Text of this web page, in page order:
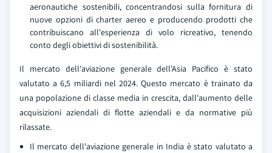
aeronautiche sostenibili, concentrandosi sulla fornitura di
nuove opzioni di charter aereo e producendo prodotti che
contribuiscano all'esperienza di volo ricreativo, tenendo
conto degli obiettivi di sostenibilità.
Il mercato dell'aviazione generale dell'Asia Pacifico è stato
valutato a 6,5 miliardi nel 2024. Questo mercato è trainato da
una popolazione di classe media in crescita, dall'aumento delle
acquisizioni aziendali di flotte aziendali e da normative più
rilassate.
Il mercato dell'aviazione generale in India è stato valutato a